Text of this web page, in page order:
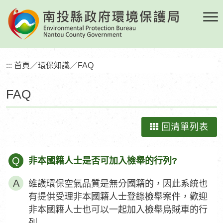
到
要
塊FAQ
::: 首頁 ／環保知識／FAQ
回清單列表
Q 非本國籍人士是否可加入檢舉的行列?
維護環保空氣品質是無分國籍的，因此系統也
有提供受理非本國籍人士登錄檢舉案件，歡迎
非本國籍人士也可以一起加入檢舉烏賊車的行